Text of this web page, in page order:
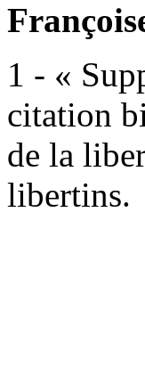
1 - «
citation
de la
libertins.